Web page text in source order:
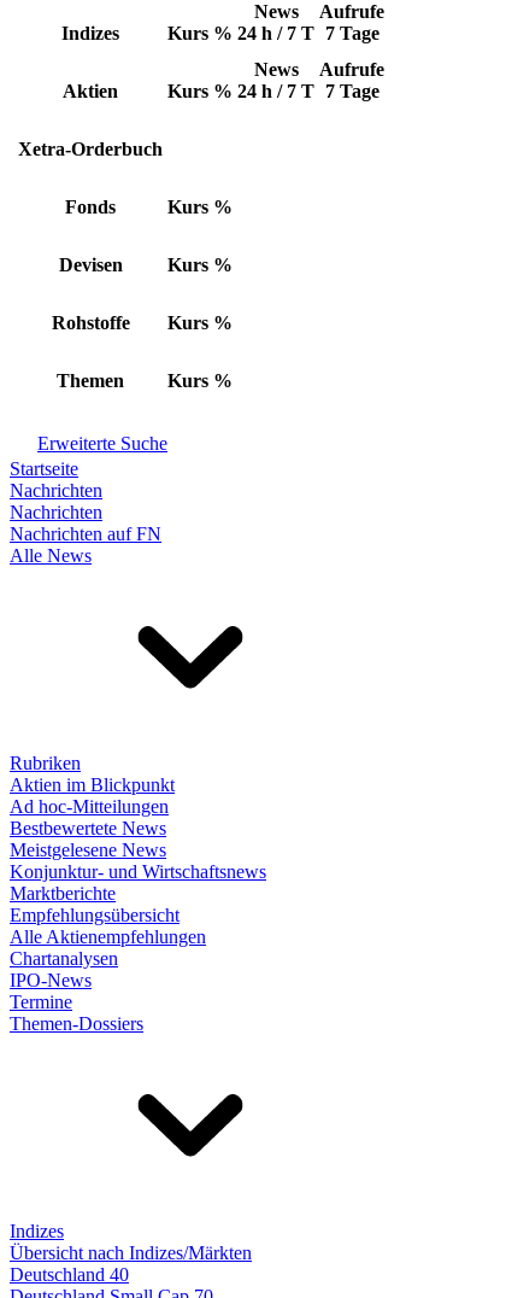
Indizes Kurs %
News
24 h / 7 T
Aufrufe
7 Tage
Aktien Kurs %
News
24 h / 7 T
Aufrufe
7 Tage
Xetra-Orderbuch
Fonds Kurs %
Devisen Kurs %
Rohstoffe Kurs %
Themen Kurs %
Erweiterte Suche
Startseite
Nachrichten
Nachrichten
Nachrichten auf FN
Alle News
Rubriken
Aktien im Blickpunkt
Ad hoc-Mitteilungen
Bestbewertete News
Meistgelesene News
Konjunktur- und Wirtschaftsnews
Marktberichte
Empfehlungsübersicht
Alle Aktienempfehlungen
Chartanalysen
IPO-News
Termine
Themen-Dossiers
Indizes
Übersicht nach Indizes/Märkten
Deutschland 40